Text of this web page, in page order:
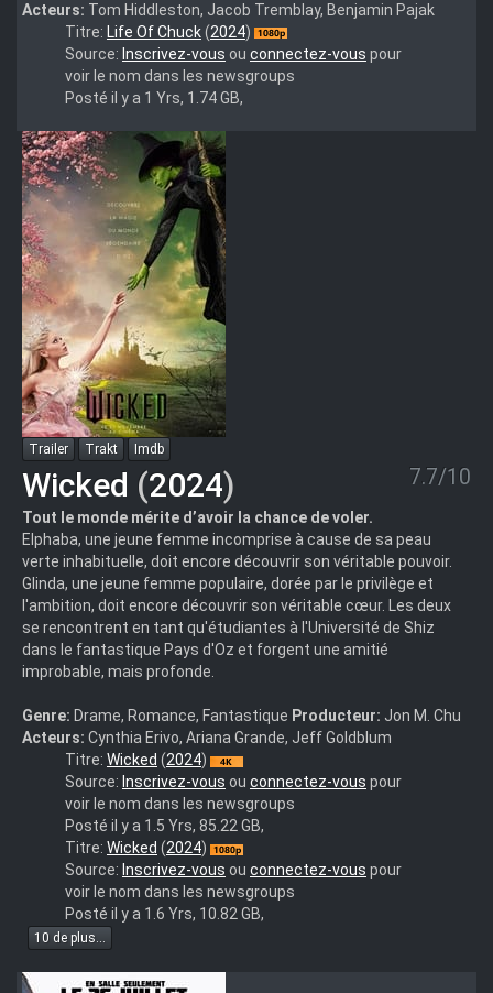
Acteurs: Tom Hiddleston, Jacob Tremblay, Benjamin Pajak
The.Life.of.Chuck.2024.1080p.10bit.WEBRip.6CH.x265.HEVC-
Titre: Life Of Chuck(2024)
Source: Inscrivez-vous ou connectez-vous pour
voir le nom dans les newsgroups
Posté il y a 1 Yrs, 1.74 GB,
Trailer Trakt Imdb
Wicked (2024) 7.7/10
Tout le monde mérite d’avoir la chance de voler.
Elphaba, une jeune femme incomprise à cause de sa peau
verte inhabituelle, doit encore découvrir son véritable pouvoir.
Glinda, une jeune femme populaire, dorée par le privilège et
l'ambition, doit encore découvrir son véritable cœur. Les deux
se rencontrent en tant qu'étudiantes à l'Université de Shiz
dans le fantastique Pays d'Oz et forgent une amitié
improbable, mais profonde.
Genre: Drame, Romance, Fantastique Producteur: Jon M. Chu
Acteurs: Cynthia Erivo, Ariana Grande, Jeff Goldblum
Titre: Wicked (2024)
Source: Inscrivez-vous ou connectez-vous pour
voir le nom dans les newsgroups
Posté il y a 1.5 Yrs, 85.22 GB,
Wicked.2024.1080p.WEB-
DL.DDP5.1.Atmos.H.264-
NLsubs
Titre: Wicked (2024)
Source: Inscrivez-vous ou connectez-vous pour
voir le nom dans les newsgroups
Posté il y a 1.6 Yrs, 10.82 GB,
10 de plus...